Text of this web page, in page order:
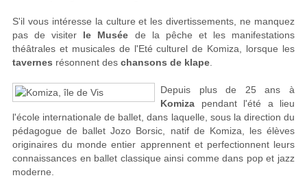
S'il vous intéresse la culture et les divertissements, ne manquez
pas de visiter le Musée de la pêche et les manifestations
théâtrales et musicales de l'Eté culturel de Komiza, lorsque les
tavernes résonnent des chansons de klape
Depuis plus de 25 ans à
Komiza pendant l'été a lieu
l'école internationale de ballet, dans laquelle, sous la direction du
pédagogue de ballet Jozo Borsic, natif de Komiza, les élèves
originaires du monde entier apprennent et perfectionnent leurs
connaissances en ballet classique ainsi comme dans pop et jazz
moderne.